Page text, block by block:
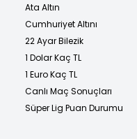
Ata Altın
Cumhuriyet Altını
22 Ayar Bilezik
1 Dolar Kaç TL
1 Euro Kaç TL
Canlı Maç Sonuçları
Süper Lig Puan Durumu